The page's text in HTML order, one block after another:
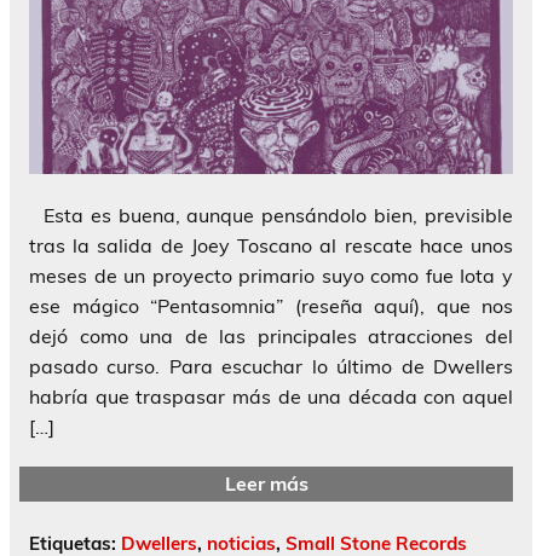
Esta es buena, aunque pensándolo bien, previsible
tras la salida de Joey Toscano al rescate hace unos
meses de un proyecto primario suyo como fue Iota y
ese mágico “Pentasomnia” (reseña aquí), que nos
dejó como una de las principales atracciones del
pasado curso. Para escuchar lo último de Dwellers
habría que traspasar más de una década con aquel
[…]
Leer más
Etiquetas: Dwellers, noticias, Small Stone Records